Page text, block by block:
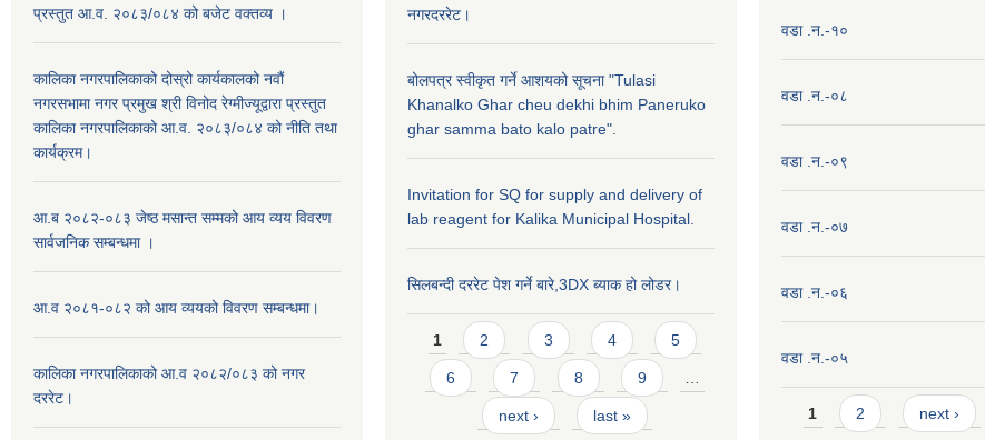
प्रस्तुत आ.व. २०८३/०८४ को बजेट वक्तव्य ।
कालिका नगरपालिकाको दोस्रो कार्यकालको नवौं
नगरसभामा नगर प्रमुख श्री विनोद रेग्मीज्यूद्वारा प्रस्तुत
कालिका नगरपालिकाको आ.व. २०८३/०८४ को नीति तथा
कार्यक्रम।
आ.ब २०८२-०८३ जेष्ठ मसान्त सम्मको आय व्यय विवरण
सार्वजनिक सम्बन्धमा ।
आ.व २०८१-०८२ को आय व्ययको विवरण सम्बन्धमा।
कालिका नगरपालिकाको आ.व २०८२/०८३ को नगर
दररेट।
नगरदररेट।
बोलपत्र स्वीकृत गर्ने आशयको सूचना "Tulasi
Khanalko Ghar cheu dekhi bhim Paneruko
ghar samma bato kalo patre".
Invitation for SQ for supply and delivery of
lab reagent for Kalika Municipal Hospital.
सिलबन्दी दररेट पेश गर्ने बारे,3DX ब्याक हो लोडर।
Pages
1 2 3 4 5
6 7 8 9
next › last »
वडा .न.-१०
वडा .न.-०८
वडा .न.-०९
वडा .न.-०७
वडा .न.-०६
वडा .न.-०५
Pages
1 2 next ›